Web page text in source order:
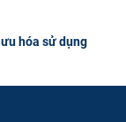
hóa sử dụng